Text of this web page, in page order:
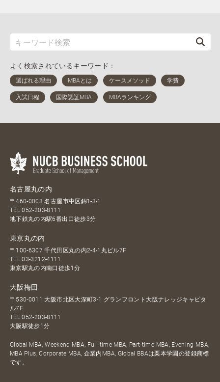
よく検索されているキーワード：
名古屋丸の内
〒460-0003 名古屋市中区錦1-3-1
TEL052-203-8111
地下鉄丸の内駅6番出口徒歩3分
東京丸の内
〒100-6307 千代田区丸の内2-4-1丸ビル7F
TEL03-3212-4111
東京駅丸の内南口徒歩1分
大阪梅田
〒530-0011 大阪市北区大深町3-1 グランフロント大阪ナレッジキャピタ
ル7F
TEL052-203-8111
大阪駅徒歩1分
Global MBA, Weekend MBA, Full-time MBA, Part-time MBA, Evening MBA,
MBA Plus, Corporate MBA, 企業内MBA, Global BBAは栗本学園の登録商標
です。